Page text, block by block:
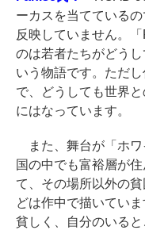
ーカスを当てている
反映していません。
のは若者たちがどう
いう物語です。ただ
で、どうしても世界
にはなっています。
また、舞台が「ホワ
国の中でも富裕層が
て、その場所以外の
どは作中で描いてい
貧しく、自分のいる